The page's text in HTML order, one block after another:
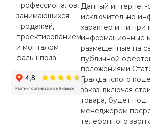
профессионалов,
занимающихся
продажей,
проектированием
и монтажом
фальшпола.
Данный интернет-
исключительно
характер и ни при
информационные
размещенные на
публичной
положениями
Гражданского
заказ, включая
товара, будет
менеджером
телефонного